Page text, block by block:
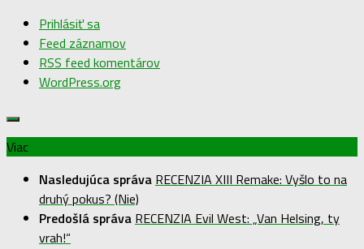
Prihlásiť sa
Feed záznamov
RSS feed komentárov
WordPress.org
Viac
Nasledujúca správa RECENZIA XIII Remake: Vyšlo to na
druhý pokus? (Nie)
Predošlá správa RECENZIA Evil West: „Van Helsing, ty
vrah!“